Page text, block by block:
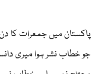
پاکستان میں جمعرات کا
جو خطاب نشر ہوا میری